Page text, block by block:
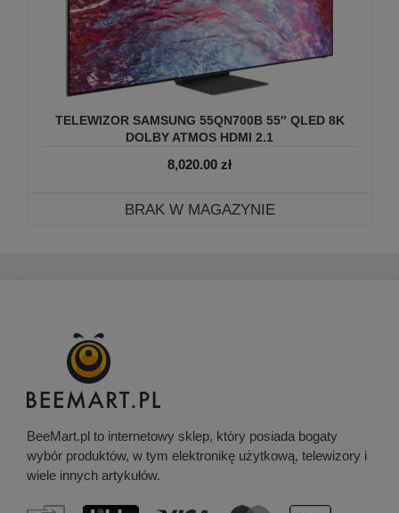
TELEWIZOR SAMSUNG 55QN700B 55″ QLED 8K
DOLBY ATMOS HDMI 2.1
8,020.00 zł
BRAK W MAGAZYNIE
BeeMart.pl to internetowy sklep, który posiada bogaty
wybór produktów, w tym elektronikę użytkową, telewizory i
wiele innych artykułów.